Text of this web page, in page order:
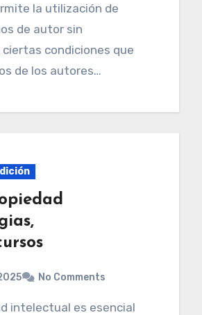
de autor sin
condiciones que
de los autores…
No Comments